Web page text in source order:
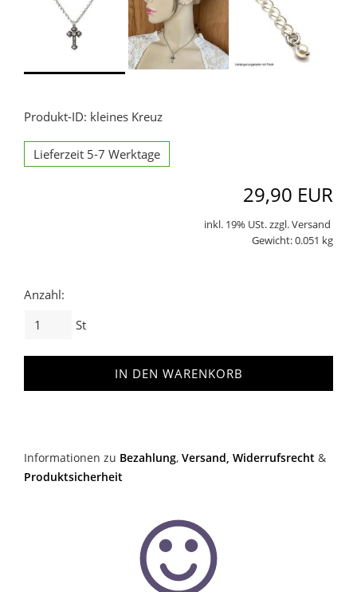
Produkt-ID: kleines Kreuz
Lieferzeit 5-7 Werktage
29,90 EUR
inkl. 19% USt. zzgl. Versand
Gewicht: 0.051 kg
Anzahl:
St
IN DEN WARENKORB
Informationen zu Bezahlung, Versand, Widerrufsrecht &
Produktsicherheit